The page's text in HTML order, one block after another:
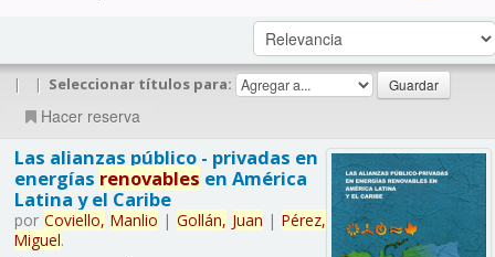
| | Seleccionar títulos para:
Hacer reserva
Las alianzas público - privadas en
energías renovables en América
Latina y el Caribe
por Coviello, Manlio | Gollán, Juan | Pérez,
Miguel.